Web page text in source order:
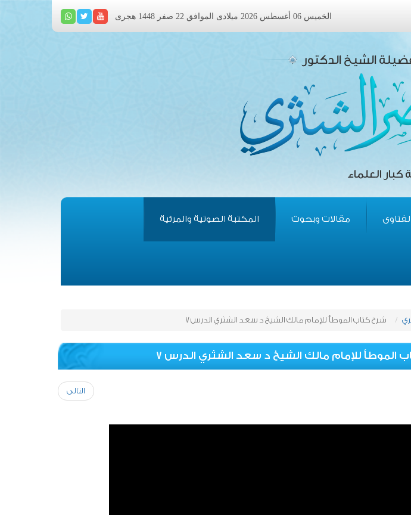
الخميس 06 أغسطس 2026 ميلادى الموافق 22 صفر 1448 هجرى
الشيخ الدكتور
العلماء
مقالات وبحوث المكتبة الصوتية والمرئية
شرح كتاب الموطأ للإمام مالك الشيخ د سعد الشثري الدرس 7
الموطأ للإمام مالك الشيخ د سعد الشثري الدرس 7
التالى